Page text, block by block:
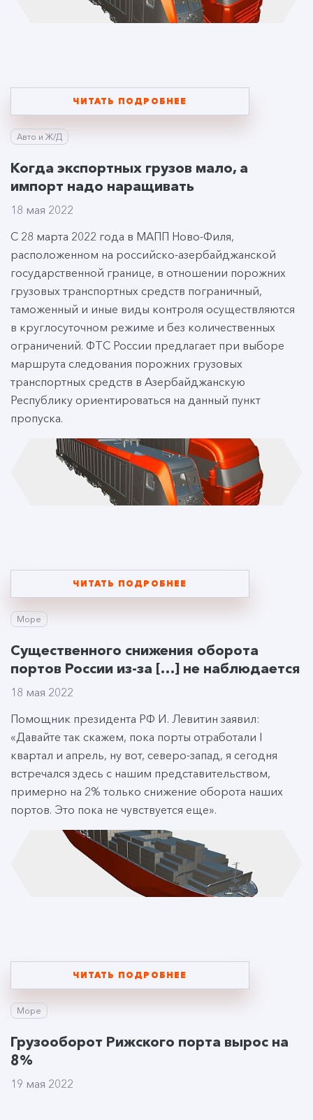
ЧИТАТЬ ПОДРОБНЕЕ
Авто и Ж/Д
Когда экспортных грузов мало, а
импорт надо наращивать
18 мая 2022
С 28 марта 2022 года в МАПП Ново-Филя,
расположенном на российско-азербайджанской
государственной границе, в отношении порожних
грузовых транспортных средств пограничный,
таможенный и иные виды контроля осуществляются
в круглосуточном режиме и без количественных
ограничений. ФТС России предлагает при выборе
маршрута следования порожних грузовых
транспортных средств в Азербайджанскую
Республику ориентироваться на данный пункт
пропуска.
ЧИТАТЬ ПОДРОБНЕЕ
Море
Существенного снижения оборота
портов России из-за […] не наблюдается
18 мая 2022
Помощник президента РФ И. Левитин заявил:
«Давайте так скажем, пока порты отработали I
квартал и апрель, ну вот, северо-запад, я сегодня
встречался здесь с нашим представительством,
примерно на 2% только снижение оборота наших
портов. Это пока не чувствуется еще».
ЧИТАТЬ ПОДРОБНЕЕ
Море
Грузооборот Рижского порта вырос на
8%
19 мая 2022